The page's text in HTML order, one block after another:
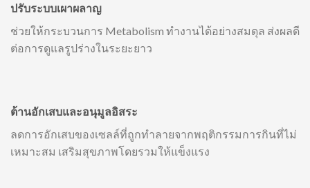
ปรับระบบเผาผลาญ
ช่วยให้กระบวนการ Metabolism ทำงานได้อย่างสมดุล ส่งผลดี
ต่อการดูแลรูปร่างในระยะยาว
ต้านอักเสบและอนุมูลอิสระ
ลดการอักเสบของเซลล์ที่ถูกทำลายจากพฤติกรรมการกินที่ไม่
เหมาะสม เสริมสุขภาพโดยรวมให้แข็งแรง